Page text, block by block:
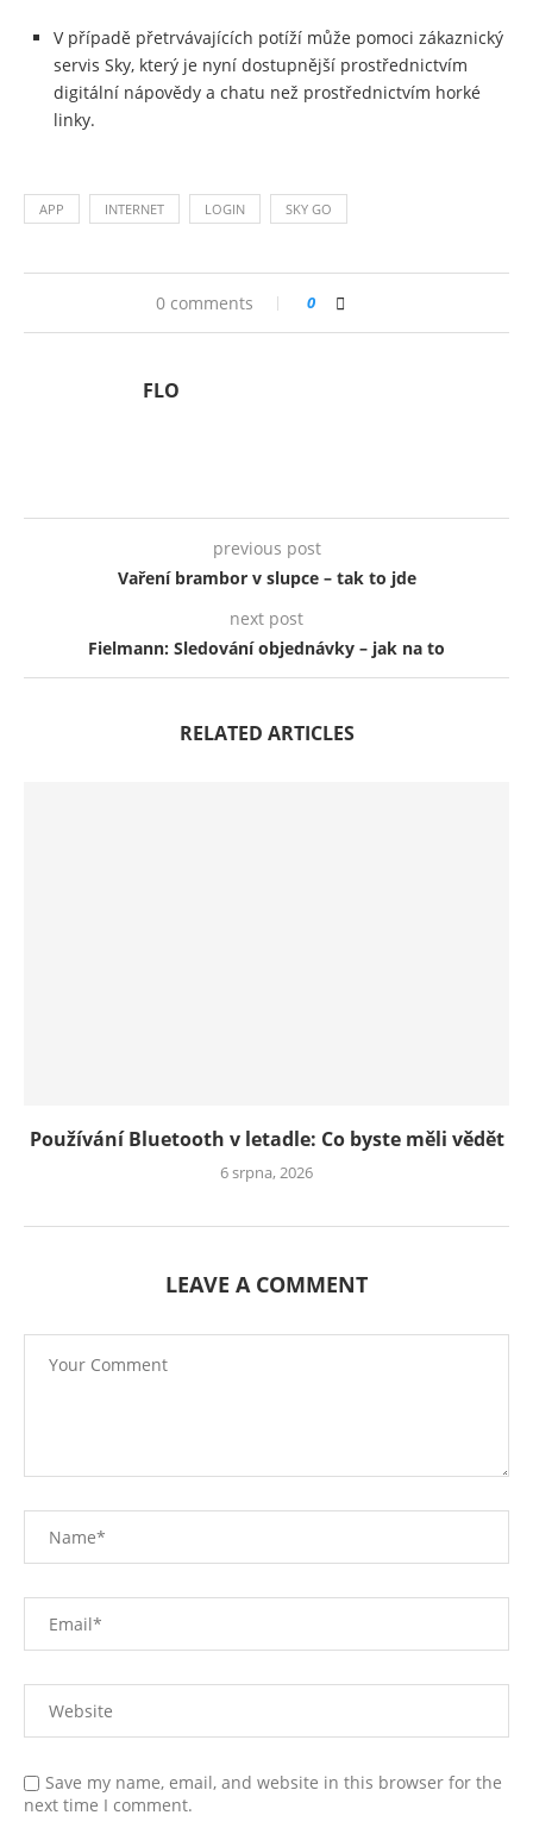
V případě přetrvávajících potíží může pomoci zákaznický
servis Sky, který je nyní dostupnější prostřednictvím
digitální nápovědy a chatu než prostřednictvím horké
linky.
APP INTERNET LOGIN SKY GO
0 comments 0
FLO
previous post
Vaření brambor v slupce – tak to jde
next post
Fielmann: Sledování objednávky – jak na to
RELATED ARTICLES
Používání Bluetooth v letadle: Co byste měli vědět
6 srpna, 2026
LEAVE A COMMENT
Save my name, email, and website in this browser for the
next time I comment.